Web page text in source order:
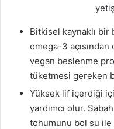
Bitkisel kaynaklı bir
omega-3
vegan beslenme
tüketmesi gereken
Yüksek lif içerdiği
yardımcı olur.
tohumunu bol su ile